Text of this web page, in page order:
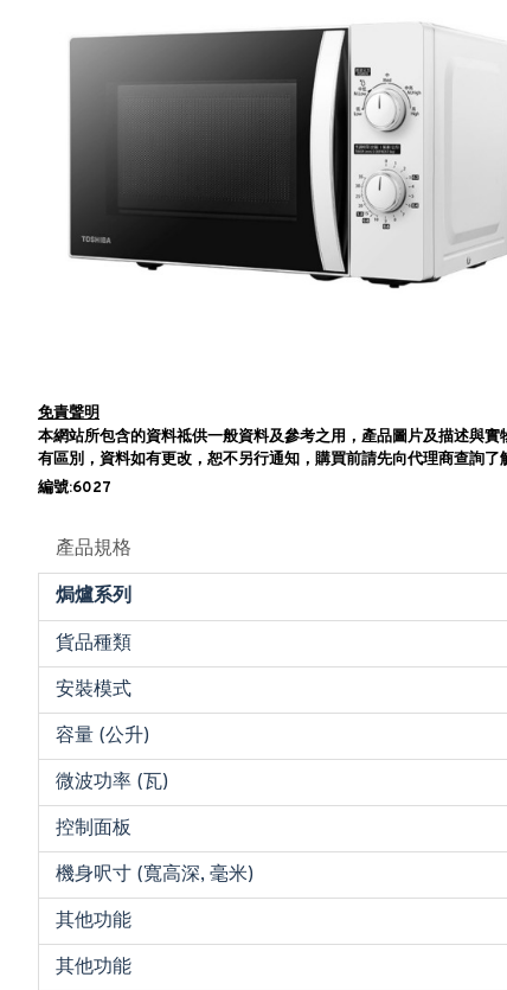
免責聲明
本網站所包含的資料祗供一般資料及參考之用，產品圖片及描述與實
有區別，資料如有更改，恕不另行通知，購買前請先向代理商查詢了
編號:6027
產品規格
焗爐系列
貨品種類
安裝模式
容量 (公升)
微波功率 (瓦)
控制面板
機身呎寸 (寬高深, 毫米)
其他功能
其他功能